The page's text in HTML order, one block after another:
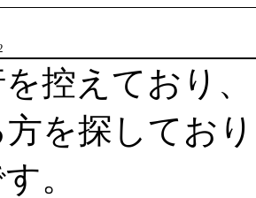
控えており
を探してお
。